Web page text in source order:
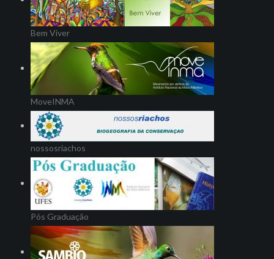
Bem Viver
MoveINMA
nossosriachos
Pós Graduação